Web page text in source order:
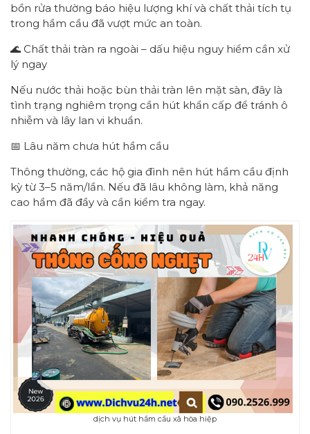
bồn rửa thường báo hiệu lượng khí và chất thải tích tụ
trong hầm cầu đã vượt mức an toàn.
🌊 Chất thải tràn ra ngoài – dấu hiệu nguy hiểm cần xử
lý ngay
Nếu nước thải hoặc bùn thải tràn lên mặt sàn, đây là
tình trạng nghiêm trọng cần hút khẩn cấp để tránh ô
nhiễm và lây lan vi khuẩn.
📅 Lâu năm chưa hút hầm cầu
Thông thường, các hộ gia đình nên hút hầm cầu định
kỳ từ 3–5 năm/lần. Nếu đã lâu không làm, khả năng
cao hầm đã đầy và cần kiểm tra ngay.
dịch vụ hút hầm cầu xã hòa hiệp